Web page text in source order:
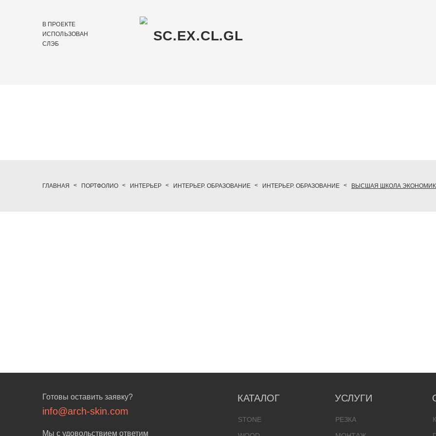
В ПРОЕКТЕ
ИСПОЛЬЗОВАН
СЛЭБ
SC.EX.CL.GL
ГЛАВНАЯ ПОРТФОЛИО ИНТЕРЬЕР ИНТЕРЬЕР. ОБРАЗОВАНИЕ ИНТЕРЬЕР. ОБРАЗОВАНИЕ ВЫСШАЯ ШКОЛА
Готовы оставить заявку?
info@arch-skin.com
Мы с удовольствием ответим
КАТАЛОГ
STONE
УСЛУГИ
РЕЗКА